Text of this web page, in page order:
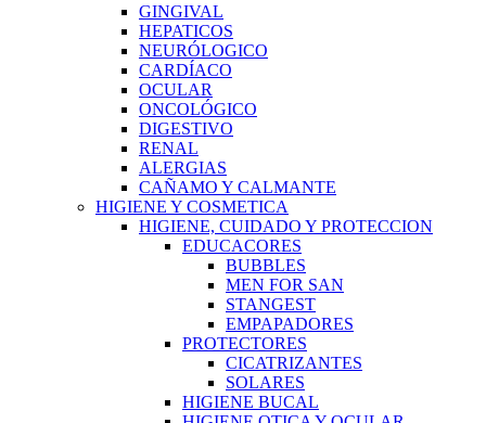
GINGIVAL
HEPATICOS
NEURÓLOGICO
CARDÍACO
OCULAR
ONCOLÓGICO
DIGESTIVO
RENAL
ALERGIAS
CAÑAMO Y CALMANTE
HIGIENE Y COSMETICA
HIGIENE, CUIDADO Y PROTECCION
EDUCACORES
BUBBLES
MEN FOR SAN
STANGEST
EMPAPADORES
PROTECTORES
CICATRIZANTES
SOLARES
HIGIENE BUCAL